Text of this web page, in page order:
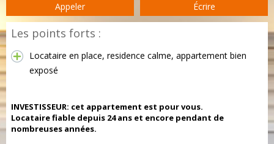
Appeler Écrire
Les points forts :
Locataire en place, residence calme, appartement bien
exposé
INVESTISSEUR: cet appartement est pour vous.
Locataire fiable depuis 24 ans et encore pendant de
nombreuses années.